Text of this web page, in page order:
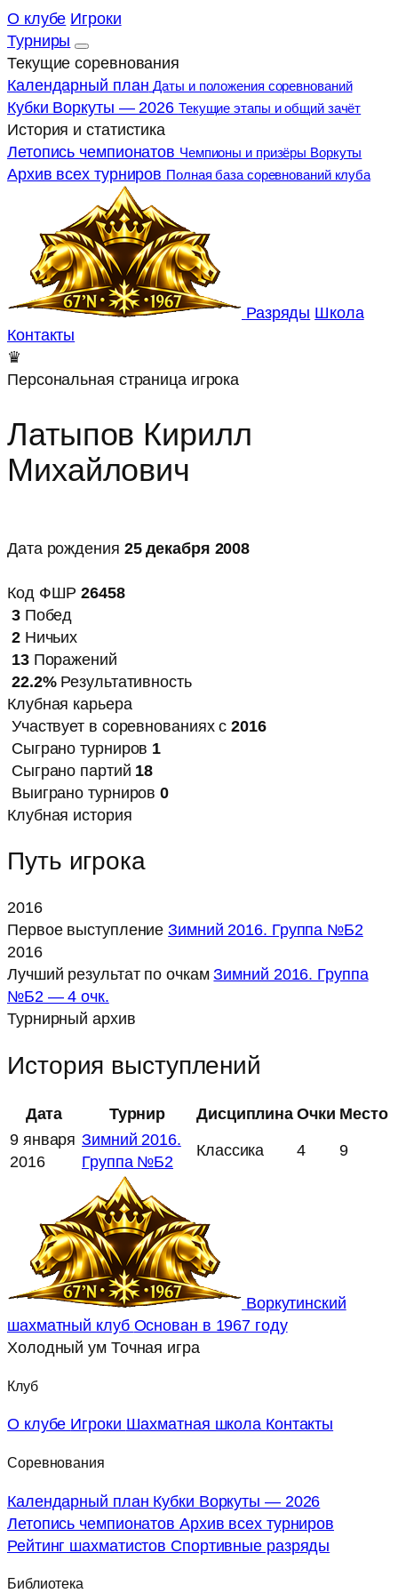
О клубе Игроки
Турниры
Текущие соревнования
Календарный план Даты и положения соревнований
Кубки Воркуты — 2026 Текущие этапы и общий зачёт
История и статистика
Летопись чемпионатов Чемпионы и призёры Воркуты
Архив всех турниров Полная база соревнований клуба
Разряды Школа
Контакты
♛
Персональная страница игрока
Латыпов Кирилл
Михайлович
Дата рождения 25 декабря 2008
Код ФШР 26458
3 Побед
2 Ничьих
13 Поражений
22.2% Результативность
Клубная карьера
Участвует в соревнованиях с 2016
Сыграно турниров 1
Сыграно партий 18
Выиграно турниров 0
Клубная история
Путь игрока
2016
Первое выступление Зимний 2016. Группа №Б2
2016
Лучший результат по очкам Зимний 2016. Группа
№Б2 — 4 очк.
Турнирный архив
История выступлений
Дата Турнир ДисциплинаОчки Место
9 января
2016
Зимний 2016.
Группа №Б2
Классика 4 9
Воркутинский
шахматный клуб Основан в 1967 году
Холодный ум Точная игра
Клуб
О клубе Игроки Шахматная школа Контакты
Соревнования
Календарный план Кубки Воркуты — 2026
Летопись чемпионатов Архив всех турниров
Рейтинг шахматистов Спортивные разряды
Библиотека